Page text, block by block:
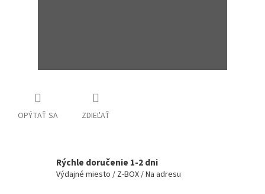
OPÝTAŤ SA ZDIEĽAŤ
Rýchle doručenie 1-2 dni
Výdajné miesto / Z-BOX / Na adresu